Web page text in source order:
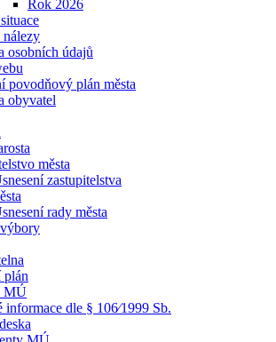
Rok 2026
nálezy
osobních údajů
povodňový plán města
obyvatel
města
zastupitelstva
rady města
plán
MÚ
informace dle § 106⁄1999 Sb.